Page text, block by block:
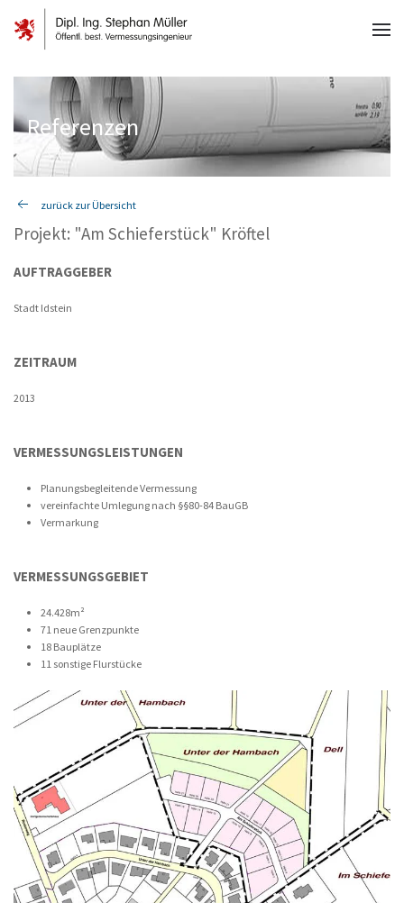
Referenzen
zurück zur Übersicht
Projekt: "Am Schieferstück" Kröftel
AUFTRAGGEBER
Stadt Idstein
ZEITRAUM
2013
VERMESSUNGSLEISTUNGEN
Planungsbegleitende Vermessung
vereinfachte Umlegung nach §§80-84 BauGB
Vermarkung
VERMESSUNGSGEBIET
24.428m²
71 neue Grenzpunkte
18 Bauplätze
11 sonstige Flurstücke